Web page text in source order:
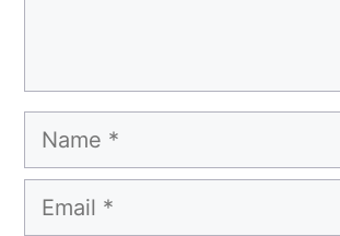
Name
Email